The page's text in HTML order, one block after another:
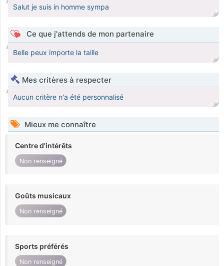
Salut je suis in homme sympa
Ce que j'attends de mon partenaire
Belle peux importe la taille
Mes critères à respecter
Aucun critère n'a été personnalisé
Mieux me connaître
Centre d'intérêts
Non renseigné
Goûts musicaux
Non renseigné
Sports préférés
Non renseigné